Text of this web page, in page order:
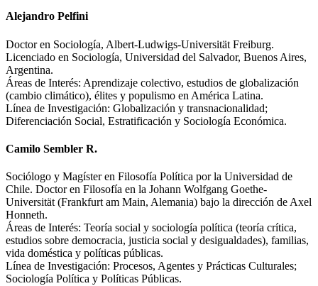
Alejandro Pelfini
Doctor en Sociología, Albert-Ludwigs-Universität Freiburg.
Licenciado en Sociología, Universidad del Salvador, Buenos Aires,
Argentina.
Áreas de Interés: Aprendizaje colectivo, estudios de globalización
(cambio climático), élites y populismo en América Latina.
Línea de Investigación: Globalización y transnacionalidad;
Diferenciación Social, Estratificación y Sociología Económica.
Camilo Sembler R.
Sociólogo y Magíster en Filosofía Política por la Universidad de
Chile. Doctor en Filosofía en la Johann Wolfgang Goethe-
Universität (Frankfurt am Main, Alemania) bajo la dirección de Axel
Honneth.
Áreas de Interés: Teoría social y sociología política (teoría crítica,
estudios sobre democracia, justicia social y desigualdades), familias,
vida doméstica y políticas públicas.
Línea de Investigación: Procesos, Agentes y Prácticas Culturales;
Sociología Política y Políticas Públicas.